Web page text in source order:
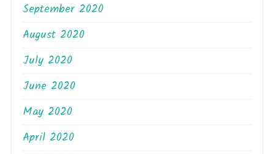
September 2020
August 2020
July 2020
June 2020
May 2020
April 2020